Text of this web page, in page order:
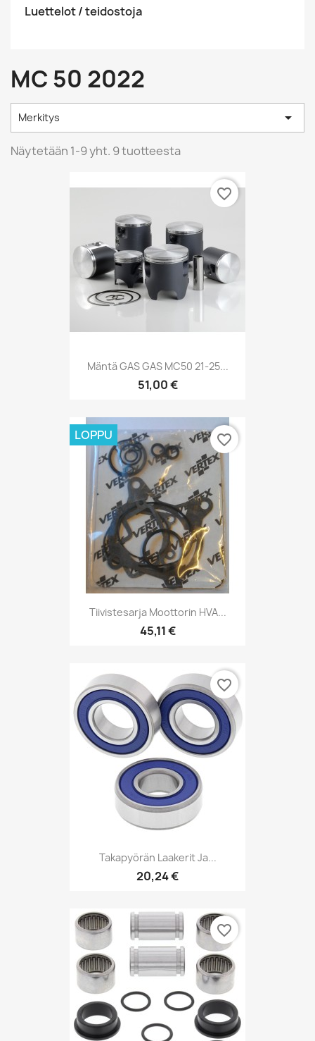
Luettelot / teidostoja
MC 50 2022
Merkitys 
Näytetään 1-9 yht. 9 tuotteesta
Mäntä GAS GAS MC50 21-25...
51,00 €
favorite_border
Tiivistesarja Moottorin HVA...
45,11 €
LOPPU favorite_border
Takapyörän Laakerit Ja...
20,24 €
favorite_border
favorite_border